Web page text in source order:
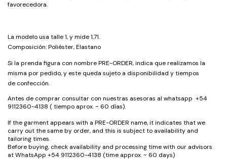
favorecedora.
La modelo usa talle 1, y mide 1,71.
Composición: Poliéster, Elastano
Si la prenda figura con nombre PRE-ORDER, indica que realizamos la
misma por pedido, y este queda sujeto a disponibilidad y tiempos
de confección.
Antes de comprar consultar con nuestras asesoras al whatsapp +54
9112360-4138 ( tiempo aprox. ~ 60 días).
If the garment appears with a PRE-ORDER name, it indicates that we
carry out the same by order, and this is subject to availability and
tailoring times.
Before buying, check availability and processing time with our advisors
at WhatsApp +54 9112360-4138 (time approx. ~ 60 days)